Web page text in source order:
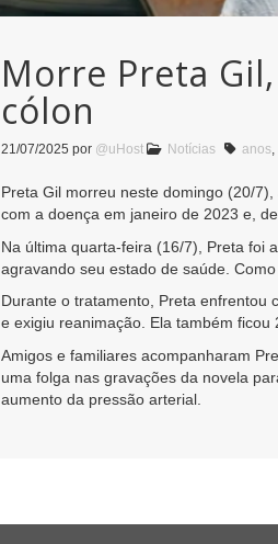
Morre Preta
cólon
21/07/2025 por @uHost Notícias anos,
Preta Gil morreu neste domingo (20/
com a doença em janeiro de 2023 e,
Na última quarta-feira (16/7), Preta foi
agravando seu estado de saúde.
Durante o tratamento, Preta enfrentou
e exigiu reanimação. Ela também ficou
Amigos e familiares acompanharam
uma folga nas gravações da novela
aumento da pressão arterial.